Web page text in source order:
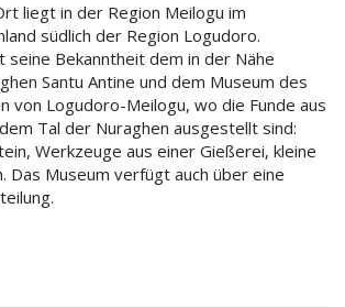
liegt in der Region Meilogu im
südlich der Region Logudoro.
seine Bekanntheit dem in der Nähe
Santu Antine und dem Museum des
von Logudoro-Meilogu, wo die Funde aus
Tal der Nuraghen ausgestellt sind:
Werkzeuge aus einer Gießerei, kleine
Das Museum verfügt auch über eine